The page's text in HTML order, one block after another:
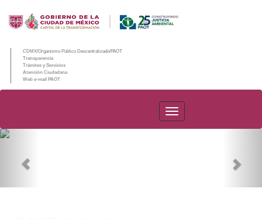
CDMX/Organismo Público Descentralizado/PAOT
Transparencia
Trámites y Servicios
Atención Ciudadana
Web e-mail PAOT
PAOT